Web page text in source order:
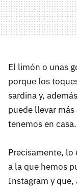
El limón o unas
porque los
sardina y,
puede llevar
tenemos en casa.
Precisamente, lo
a la que hemos
Instagram y que,